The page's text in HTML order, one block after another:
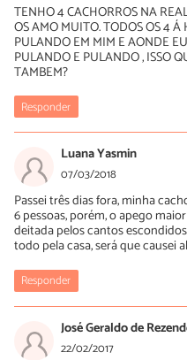
com os 15 cuidados com
https://
22968.html
Contudo, recomendamos
A equipe do PeritoAnimal
TENHO 4 CACHORROS NA
OS AMO MUITO. TODOS OS 4
PULANDO EM MIM E AONDE
PULANDO E PULANDO , ISSO
TAMBEM?
Responder
Luana Yasmin
07/03/2018
Passei três dias fora, minha
6 pessoas, porém, o apego
deitada pelos cantos
todo pela casa, será que causei
Responder
José Geraldo de
22/02/2017